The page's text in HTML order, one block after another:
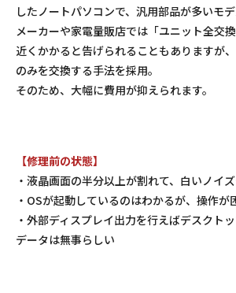
したノートパソコンで、汎用部品が多いモデ
メーカーや家電量販店では「ユニット全交
近くかかると告げられることもありますが
のみを交換する手法を採用。
そのため、大幅に費用が抑えられます。
【修理前の状態】
・液晶画面の半分以上が割れて、白いノイ
・OSが起動しているのはわかるが、操作が
・外部ディスプレイ出力を行えばデスクトッ
データは無事らしい